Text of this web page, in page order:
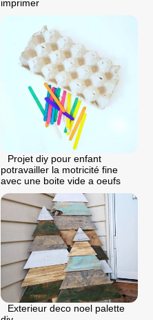
imprimer
Projet diy pour enfant
potravailler la motricité fine
avec une boite vide a oeufs
Exterieur deco noel palette